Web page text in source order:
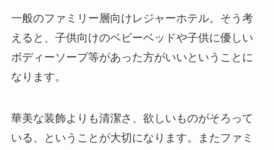
一般のファミリー層向けレジャーホテル。そう考
えると、子供向けのベビーベッドや子供に優しい
ボディーソープ等があった方がいいということに
なります。
華美な装飾よりも清潔さ、欲しいものがそろって
いる、ということが大切になります。またファミ